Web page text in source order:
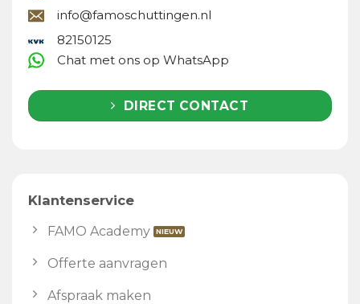
info@famoschuttingen.nl
82150125
Chat met ons op WhatsApp
DIRECT CONTACT
Klantenservice
FAMO Academy
Offerte aanvragen
Afspraak maken